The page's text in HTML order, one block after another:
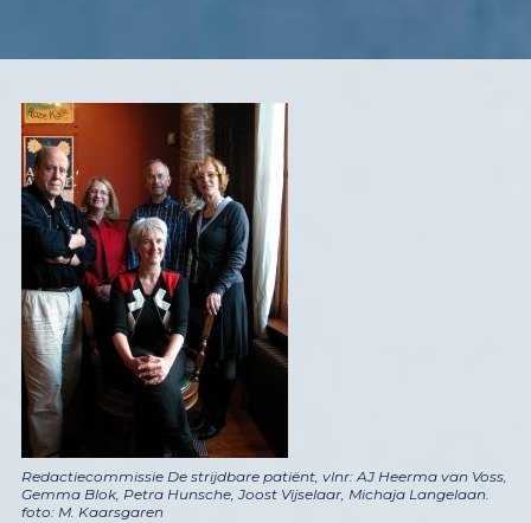
Redactiecommissie De strijdbare patiënt, vlnr: AJ Heerma van Voss,
Gemma Blok, Petra Hunsche, Joost Vijselaar, Michaja Langelaan.
foto: M. Kaarsgaren